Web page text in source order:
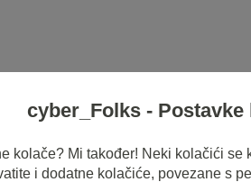
SERVERI
cyber_Folks - Postavke
kolače? Mi također! Neki kolačići se
i dodatne kolačiće, povezane s